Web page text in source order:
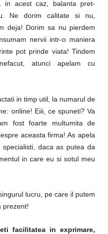
in acest caz, balanta pret-
Ne dorim calitate si nu,
deja! Dorim sa nu pierdem
nervii intr-o maniera
pot prinde viata! Tindem
atunci apelam cu
in timp util, la numarul de
online! Eiii, ce spuneti? Va
fost foarte multumita de
aceasta firma! As apela
daca as putea da
in care eu si sotul meu
lucru, pe care il putem
prezent!
facilitatea in exprimare,